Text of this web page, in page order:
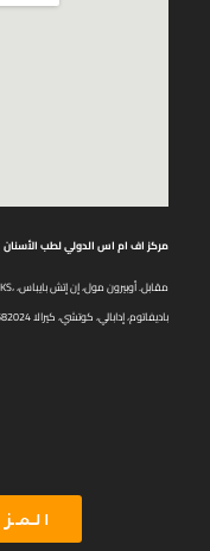
مركز اف ام اس الدولي لطب الأسنان
باديفاتوم، إدابالي، كوتشي، كيرالا 682024، الهند